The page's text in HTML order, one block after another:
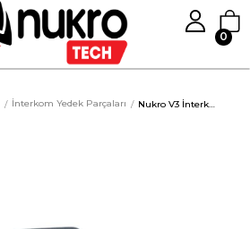
0
İnterkom Yedek Parçaları